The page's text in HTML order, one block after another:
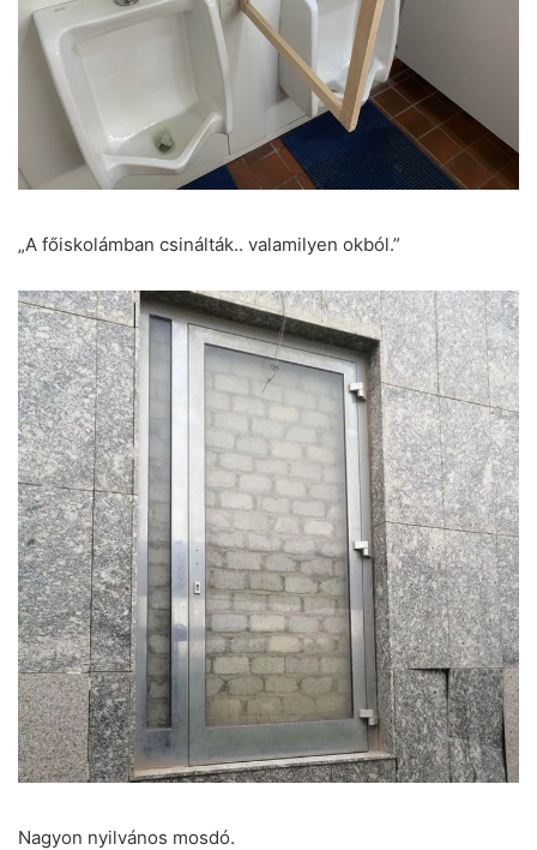
„A főiskolámban csinálták.. valamilyen okból.”
Nagyon nyilvános mosdó.